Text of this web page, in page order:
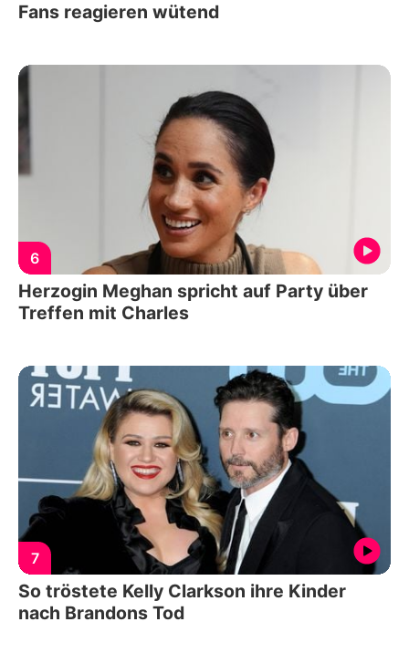
Fans reagieren wütend
6
Herzogin Meghan spricht auf Party über
Treffen mit Charles
7
So tröstete Kelly Clarkson ihre Kinder
nach Brandons Tod